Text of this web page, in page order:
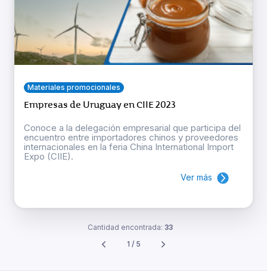
Materiales promocionales
Empresas de Uruguay en CIIE 2023
Conoce a la delegación empresarial que participa del
encuentro entre importadores chinos y proveedores
internacionales en la feria China International Import
Expo (CIIE).
Ver más
Cantidad encontrada: 33
1 / 5